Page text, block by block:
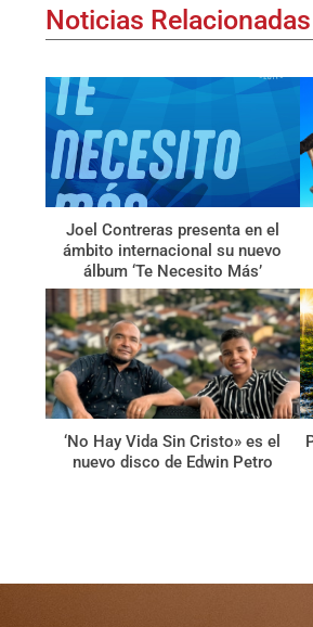
Noticias Relacionadas
Joel Contreras presenta en el
ámbito internacional su nuevo
álbum ‘Te Necesito Más’
‘No Hay Vida Sin Cristo» es el
nuevo disco de Edwin Petro